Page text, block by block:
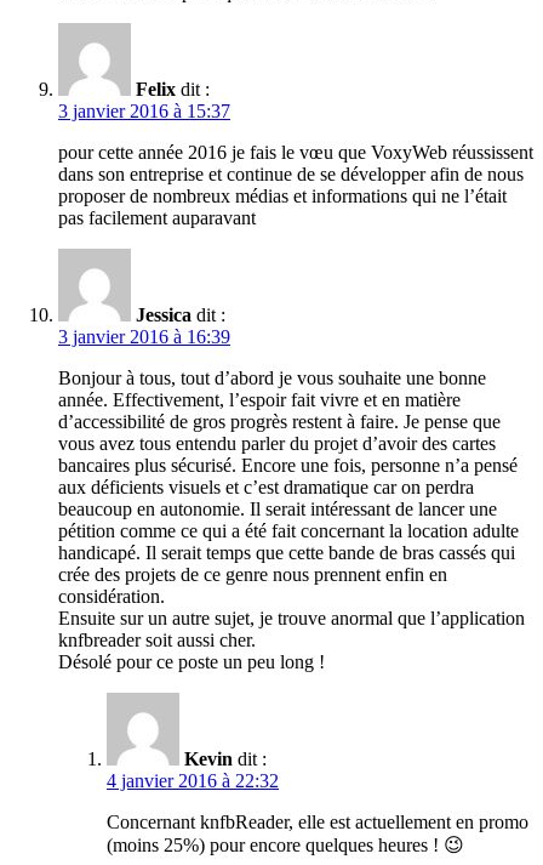
Felix dit :
3 janvier 2016 à 15:37
pour cette année 2016 je fais le vœu que VoxyWeb réussissent
dans son entreprise et continue de se développer afin de nous
proposer de nombreux médias et informations qui ne l’était
pas facilement auparavant
Jessica dit :
3 janvier 2016 à 16:39
Bonjour à tous, tout d’abord je vous souhaite une bonne
année. Effectivement, l’espoir fait vivre et en matière
d’accessibilité de gros progrès restent à faire. Je pense que
vous avez tous entendu parler du projet d’avoir des cartes
bancaires plus sécurisé. Encore une fois, personne n’a pensé
aux déficients visuels et c’est dramatique car on perdra
beaucoup en autonomie. Il serait intéressant de lancer une
pétition comme ce qui a été fait concernant la location adulte
handicapé. Il serait temps que cette bande de bras cassés qui
crée des projets de ce genre nous prennent enfin en
considération.
Ensuite sur un autre sujet, je trouve anormal que l’application
knfbreader soit aussi cher.
Désolé pour ce poste un peu long !
Kevin dit :
4 janvier 2016 à 22:32
Concernant knfbReader, elle est actuellement en promo
(moins 25%) pour encore quelques heures ! 😉